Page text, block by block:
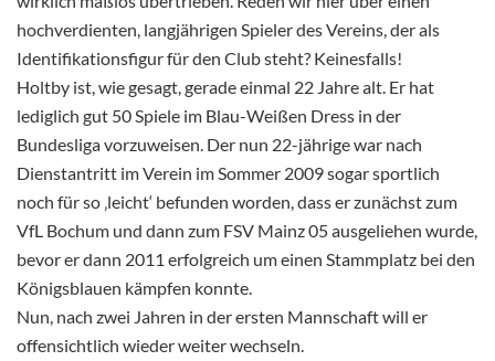
hochverdienten, langjährigen Spieler des Vereins, der als
Identifikationsfigur für den Club steht? Keinesfalls!
Holtby ist, wie gesagt, gerade einmal 22 Jahre alt. Er hat
lediglich gut 50 Spiele im Blau-Weißen Dress in der
Bundesliga vorzuweisen. Der nun 22-jährige war nach
Dienstantritt im Verein im Sommer 2009 sogar sportlich
noch für so ‚leicht‘ befunden worden, dass er zunächst zum
VfL Bochum und dann zum FSV Mainz 05 ausgeliehen wurde,
bevor er dann 2011 erfolgreich um einen Stammplatz bei den
Königsblauen kämpfen konnte.
Nun, nach zwei Jahren in der ersten Mannschaft will er
offensichtlich wieder weiter wechseln.